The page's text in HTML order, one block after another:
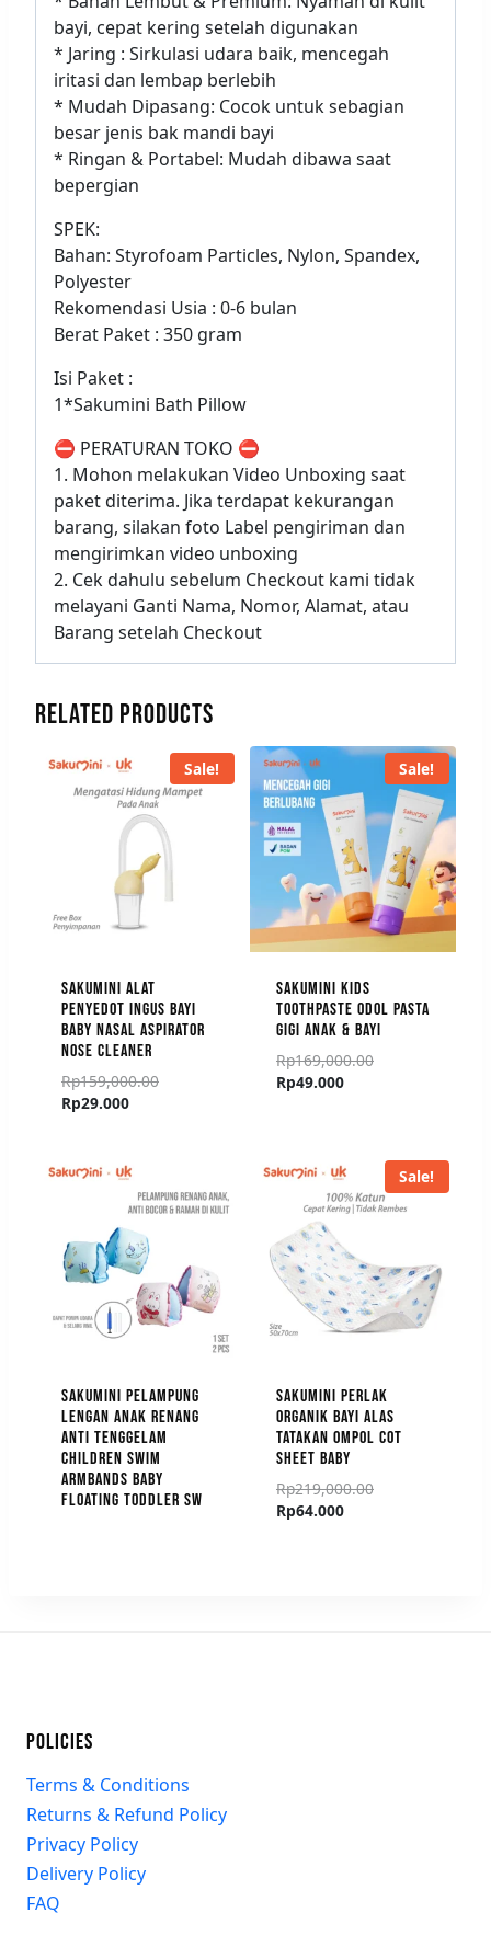
bayi, cepat kering setelah digunakan
* Jaring : Sirkulasi udara baik, mencegah
iritasi dan lembap berlebih
* Mudah Dipasang: Cocok untuk sebagian
besar jenis bak mandi bayi
* Ringan & Portabel: Mudah dibawa saat
bepergian
SPEK:
Bahan: Styrofoam Particles, Nylon, Spandex,
Polyester
Rekomendasi Usia : 0-6 bulan
Berat Paket : 350 gram
Isi Paket :
1*Sakumini Bath Pillow
⛔ PERATURAN TOKO ⛔
1. Mohon melakukan Video Unboxing saat
paket diterima. Jika terdapat kekurangan
barang, silakan foto Label pengiriman dan
mengirimkan video unboxing
2. Cek dahulu sebelum Checkout kami tidak
melayani Ganti Nama, Nomor, Alamat, atau
Barang setelah Checkout
RELATED PRODUCTS
Sale!
SAKUMINI ALAT
PENYEDOT INGUS BAYI
BABY NASAL ASPIRATOR
NOSE CLEANER
Rp159,000.00
Rp29.000
Sale!
SAKUMINI KIDS
TOOTHPASTE ODOL PASTA
GIGI ANAK & BAYI
Rp169,000.00
Rp49.000
SAKUMINI PELAMPUNG
LENGAN ANAK RENANG
ANTI TENGGELAM
CHILDREN SWIM
ARMBANDS BABY
FLOATING TODDLER SW
Sale!
SAKUMINI PERLAK
ORGANIK BAYI ALAS
TATAKAN OMPOL COT
SHEET BABY
Rp219,000.00
Rp64.000
POLICIES
Terms & Conditions
Returns & Refund Policy
Privacy Policy
Delivery Policy
FAQ